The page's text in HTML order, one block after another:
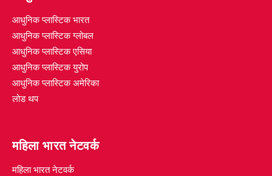
आधुनिक प्लास्टिक भारत
आधुनिक प्लास्टिक ग्लोबल
आधुनिक प्लास्टिक एसिया
आधुनिक प्लास्टिक युरोप
आधुनिक प्लास्टिक अमेरिका
लोड थप
महिला भारत नेटवर्क
महिला भारत नेटवर्क